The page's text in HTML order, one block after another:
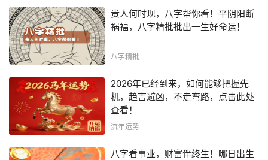
贵人何时现，八字帮你看！平阴阳断
祸福，八字精批批出一生好命运！
八字精批
2026年已经到来，如何能够把握先
机，趋吉避凶，不走弯路，点击此处
查看！
流年运势
八字看事业，财富伴终生！哪日出生